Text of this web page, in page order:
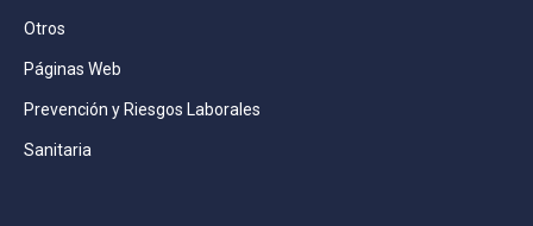
Otros
Páginas Web
Prevención y Riesgos Laborales
Sanitaria